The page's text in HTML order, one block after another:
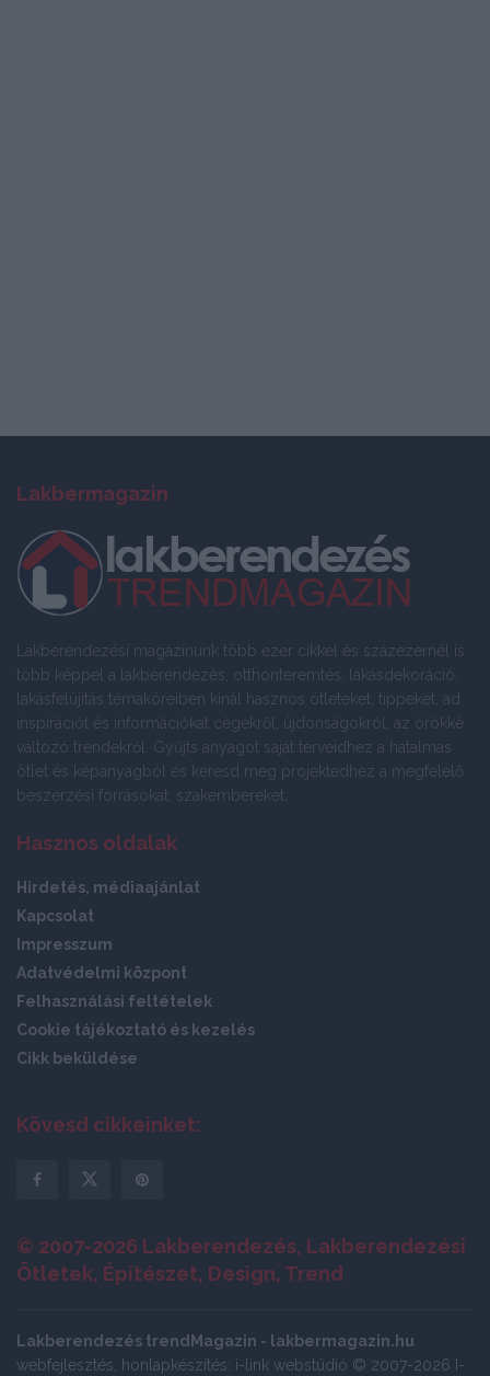
Lakbermagazin
Lakberendezési magazinunk több ezer cikkel és százezernél is
több képpel a lakberendezés, otthonteremtés, lakásdekoráció,
lakásfelújítás témaköreiben kínál hasznos ötleteket, tippeket, ad
inspirációt és információkat cégekről, újdonságokról, az örökké
változó trendekről. Gyűjts anyagot saját terveidhez a hatalmas
ötlet és képanyagból és keresd meg projektedhez a megfelelő
beszerzési forrásokat, szakembereket.
Hasznos oldalak
Hirdetés, médiaajánlat
Kapcsolat
Impresszum
Adatvédelmi központ
Felhasználási feltételek
Cookie tájékoztató és kezelés
Cikk beküldése
Kövesd cikkeinket:
© 2007-2026 Lakberendezés, Lakberendezési
Ötletek, Építészet, Design, Trend
Lakberendezés trendMagazin - lakbermagazin.hu
webfejlesztés, honlapkészítés: i-link webstúdió © 2007-2026 I-